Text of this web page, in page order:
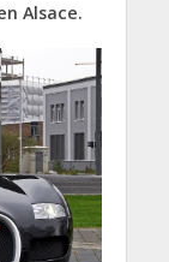
Alsace.